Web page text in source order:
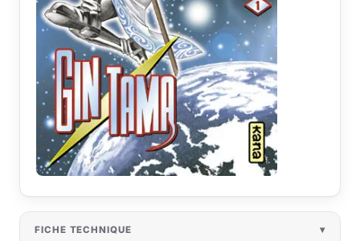
FICHE TECHNIQUE